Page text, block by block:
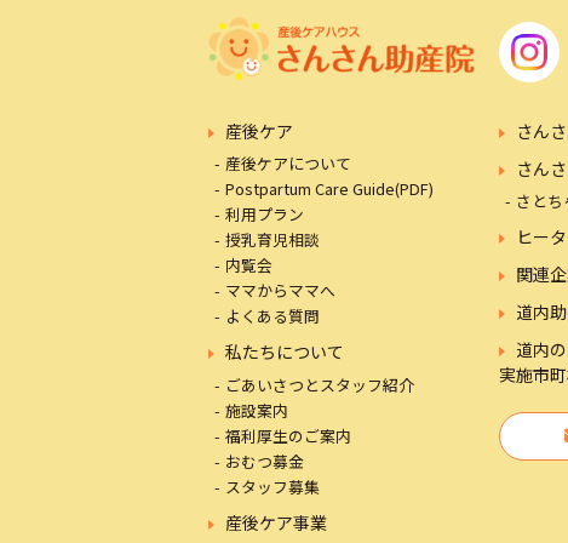
産後ケア
産後ケアについて
Postpartum Care Guide(PDF)
利用プラン
授乳育児相談
内覧会
ママからママへ
よくある質問
私たちについて
ごあいさつとスタッフ紹介
施設案内
福利厚生のご案内
おむつ募金
スタッフ募集
産後ケア事業
さん
さん
さと
ヒー
関連
道内
道内
実施市